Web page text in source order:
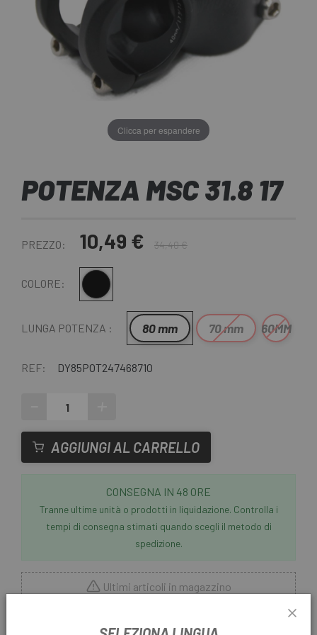
Clicca per espandere
POTENZA MSC 31.8 17
PREZZO: 10,49 € 34,40 €
COLORE: Nero
LUNGA POTENZA : 80 mm 70 mm 60MM
REF: DY85POT24746871O
AGGIUNGI AL CARRELLO
CONSEGNA IN 48 ORE
Tranne ultime unità o prodotti in liquidazione. Controlla i
tempi di consegna stimati quando scegli il metodo di
spedizione.
Ultimi articoli in magazzino